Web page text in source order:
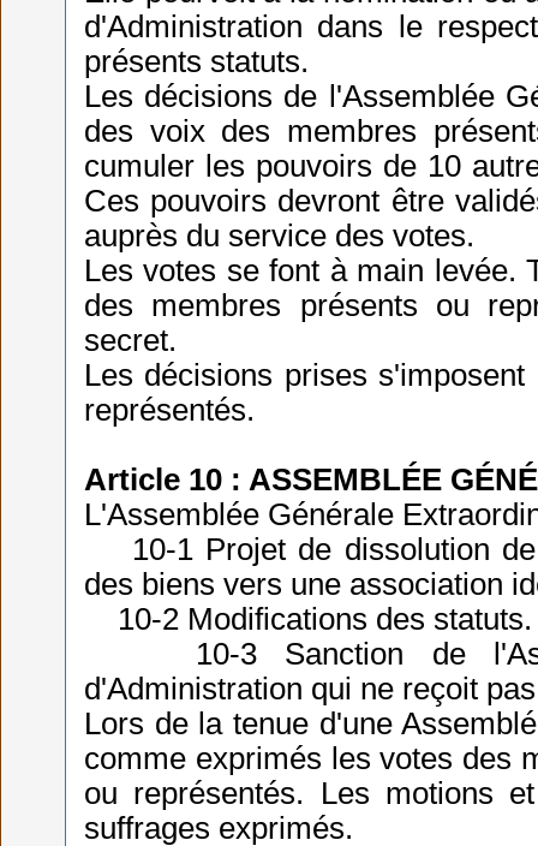
d'Administration dans le
présents statuts.
Les décisions de l'Assemblée
des voix des membres
cumuler les pouvoirs de 10
Ces pouvoirs devront être
auprès du service des votes.
Les votes se font à main levée.
des membres présents ou
secret.
Les décisions prises
représentés.
Article 10 : ASSEMBLÉE
L'Assemblée Générale
10-1 Projet de dissolution de
des biens vers une association
10-2 Modifications des statuts.
10-3 Sanction de
d'Administration qui ne reçoit
Lors de la tenue d'une
comme exprimés les votes des
ou représentés. Les motions
suffrages exprimés.